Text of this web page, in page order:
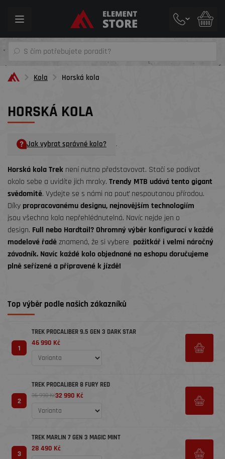
Toggle
Kola Horská kola
HORSKÁ KOLA
Jak vybrat správné kolo? ´
Horská kola Trek není nutno představovat. Stačí se podívat
okolo sebe a uvidíte jich mraky. Trendy MTB udává tento gigant
svědomitě. Vydejte se s námi na pouť nespoutanou přírodou.
Díky propracovanému designu, nejnovějším technologiím
jsou všechna kola nepřehlédnutelná. Navíc nejde jen o
design. Full nebo Hardtail? Ohromný výběr konfigurací v každé
modelové řaděznamená, že si vybere požitkář i velmi náročný
závodník. Navíc každé kolo objednané na eshopu doručujeme
plně seřízené a připravené k jízdě!
Top výběr podle našich zákazníků
1
TREK PROCALIBER 9.5 GEN 3 DARK STAR
46 990 Kč
2
TREK PROCALIBER 8 FURY RED
36 990 Kč32 990 Kč
3
TREK MARLIN 7 GEN 3 MAGIC MINT
28 490 Kč